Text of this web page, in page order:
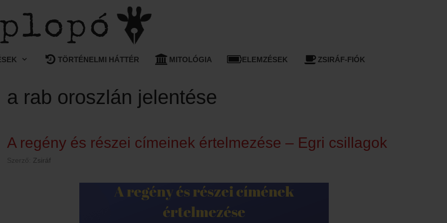
TÖRTÉNELMI HÁTTÉR MITOLÓGIA ELEMZÉSEK ZSIRÁF-FIÓK
a rab oroszlán jelentése
A regény és részei címeinek értelmezése – Egri csillagok
Szerző: Zsiráf